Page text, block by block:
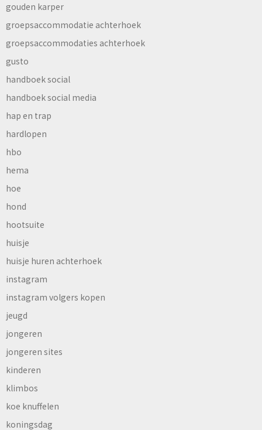
gouden karper
groepsaccommodatie achterhoek
groepsaccommodaties achterhoek
gusto
handboek social
handboek social media
hap en trap
hardlopen
hbo
hema
hoe
hond
hootsuite
huisje
huisje huren achterhoek
instagram
instagram volgers kopen
jeugd
jongeren
jongeren sites
kinderen
klimbos
koe knuffelen
koningsdag